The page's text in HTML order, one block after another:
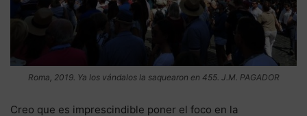
Roma, 2019. Ya los vándalos la saquearon en 455. J.M. PAGADOR
Creo que es imprescindible poner el foco en la